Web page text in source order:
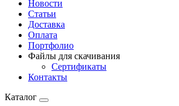
Новости
Статьи
Доставка
Оплата
Портфолио
Файлы для скачивания
Сертификаты
Контакты
Каталог